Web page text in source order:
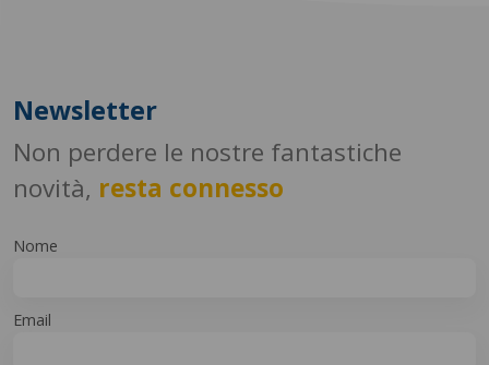
Newsletter
Non perdere le nostre fantastiche
novità, resta connesso
Nome
Email